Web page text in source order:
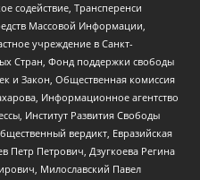
содействие, Трансперенси
Массовой Информации,
учреждение в Санкт-
Стран, Фонд поддержки свободы
и Закон, Общественная комиссия
Информационное агентство
Институт Развития Свободы
вердикт, Евразийская
Петр Петрович, Дзугкоева Регина
Милославский Павел